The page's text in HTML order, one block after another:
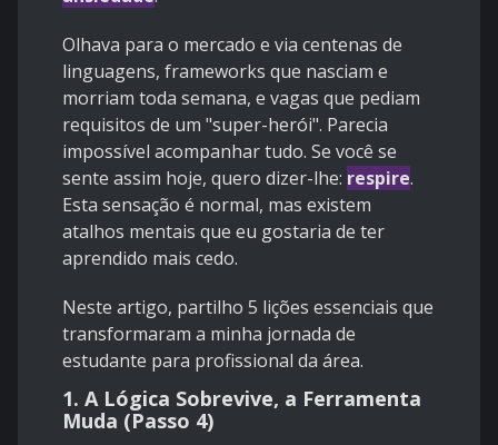
Olhava para o mercado e via centenas de
linguagens, frameworks que nasciam e
morriam toda semana, e vagas que pediam
requisitos de um "super-herói". Parecia
impossível acompanhar tudo. Se você se
sente assim hoje, quero dizer-lhe: respire.
Esta sensação é normal, mas existem
atalhos mentais que eu gostaria de ter
aprendido mais cedo.
Neste artigo, partilho 5 lições essenciais que
transformaram a minha jornada de
estudante para profissional da área.
1. A Lógica Sobrevive, a Ferramenta
Muda (Passo 4)